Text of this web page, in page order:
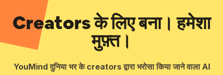
Creators के लिए बना। हमेशा
मुफ़्त।
YouMind दुनिया भर के creators द्वारा भरोसा किया जाने वाला AI